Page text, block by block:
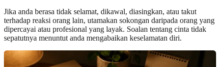
Jika anda berasa tidak selamat, dikawal, diasingkan, atau takut
terhadap reaksi orang lain, utamakan sokongan daripada orang yang
dipercayai atau profesional yang layak. Soalan tentang cinta tidak
sepatutnya menuntut anda mengabaikan keselamatan diri.